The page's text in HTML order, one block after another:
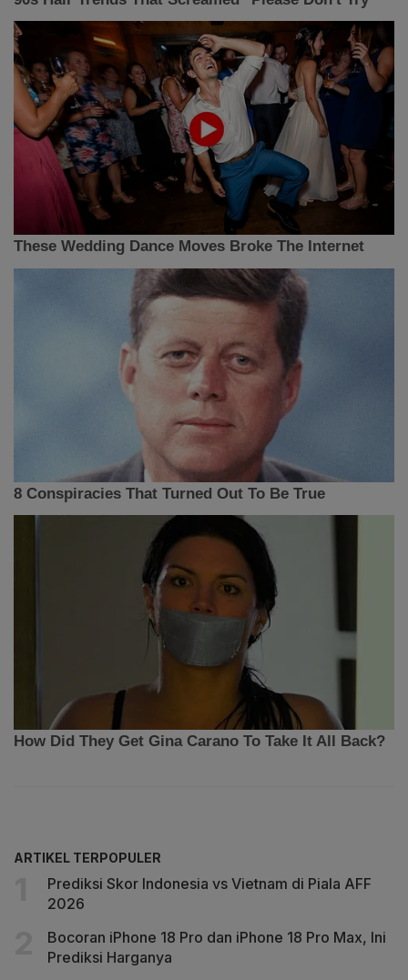
ARTIKEL TERPOPULER
Prediksi Skor Indonesia vs Vietnam di Piala AFF
2026
Bocoran iPhone 18 Pro dan iPhone 18 Pro Max, Ini
Prediksi Harganya